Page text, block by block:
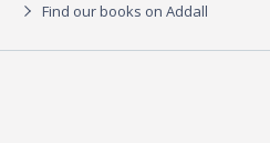
Find our books on Addall